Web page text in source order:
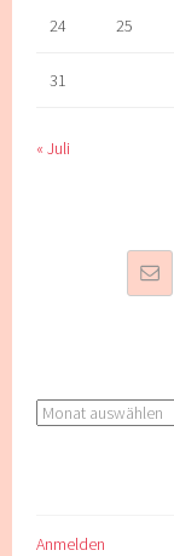
24 25
31
« Juli
Archiv
Anmelden